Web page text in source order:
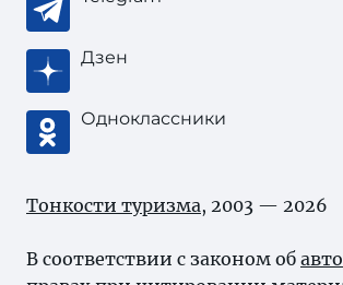
Дзен
Одноклассники
Тонкости туризма, 2003 — 2026
В соответствии с законом об